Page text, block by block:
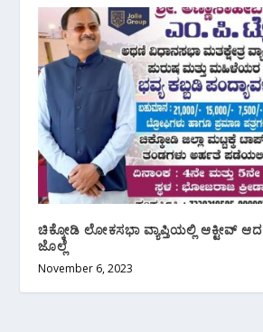
ಚಿಕ್ಕೋಡಿ ಲೋಕಸಭಾ ವ್ಯಾಪ್ತಿಯಲ್ಲಿ ಆಕ್ಟೀವ್
ಜೊಲ್ಲೆ
November 6, 2023